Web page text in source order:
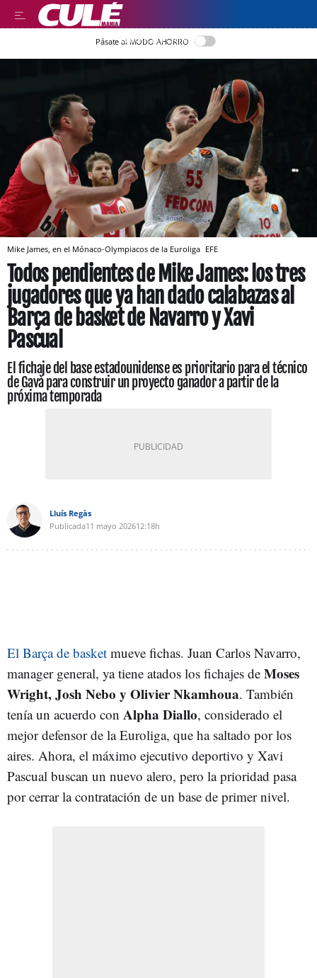
LLEGIR EN CATALÀ
Pásate al MODO AHORRO
Mike James, en el Mónaco-Olympiacos de la Euroliga EFE
Todos pendientes de Mike James: los tres
jugadores que ya han dado calabazas al
Barça de basket de Navarro y Xavi
Pascual
El fichaje del base estadounidense es prioritario para el técnico
de Gavà para construir un proyecto ganador a partir de la
próxima temporada
Lluís Regàs
Publicada11 mayo 202612:18h
El Barça de basket mueve fichas. Juan Carlos Navarro,
manager general, ya tiene atados los fichajes de Moses
Wright, Josh Nebo y Olivier Nkamhoua. También
tenía un acuerdo con Alpha Diallo, considerado el
mejor defensor de la Euroliga, que ha saltado por los
aires. Ahora, el máximo ejecutivo deportivo y Xavi
Pascual buscan un nuevo alero, pero la prioridad pasa
por cerrar la contratación de un base de primer nivel.